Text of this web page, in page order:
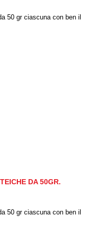
50 gr ciascuna con ben il
DA 50GR.
50 gr ciascuna con ben il